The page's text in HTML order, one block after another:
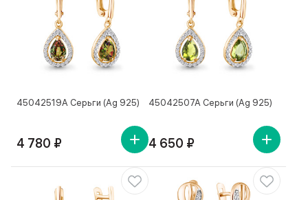
45042519А Серьги (Ag 925)
4 780 ₽
45042507А Серьги (Ag 925)
4 650 ₽